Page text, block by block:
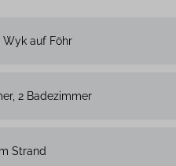
Wyk auf Föhr
2 Badezimmer
Strand